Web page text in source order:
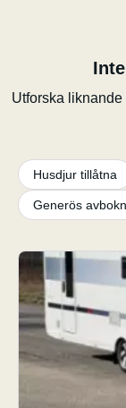
Utforska
Husdjur tillåtna
Generös